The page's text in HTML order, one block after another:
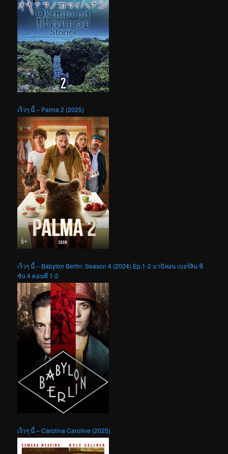
เร็วๆ นี้ – Palma 2 (2025)
เร็วๆ นี้ – Babylon Berlin: Season 4 (2024) Ep.1-2 บาบิลอน เบอร์ลิน ซี
ซัน 4 ตอนที่ 1-2
เร็วๆ นี้ – Carolina Caroline (2025)